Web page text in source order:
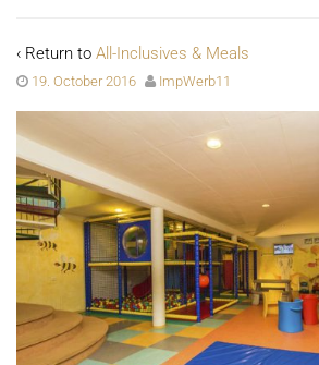
‹ Return to All-Inclusives & Meals
19. October 2016 ImpWerb11